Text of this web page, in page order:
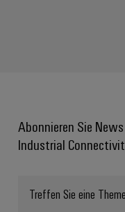
Abonnieren Sie
Industrial
Treffen Sie eine